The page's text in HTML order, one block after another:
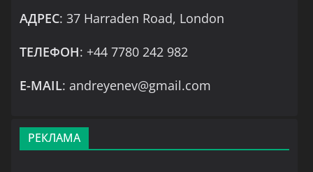
АДРЕС: 37 Harraden Road, London
ТЕЛЕФОН: +44 7780 242 982
Е-MAIL: andreyenev@gmail.com
РЕКЛАМА